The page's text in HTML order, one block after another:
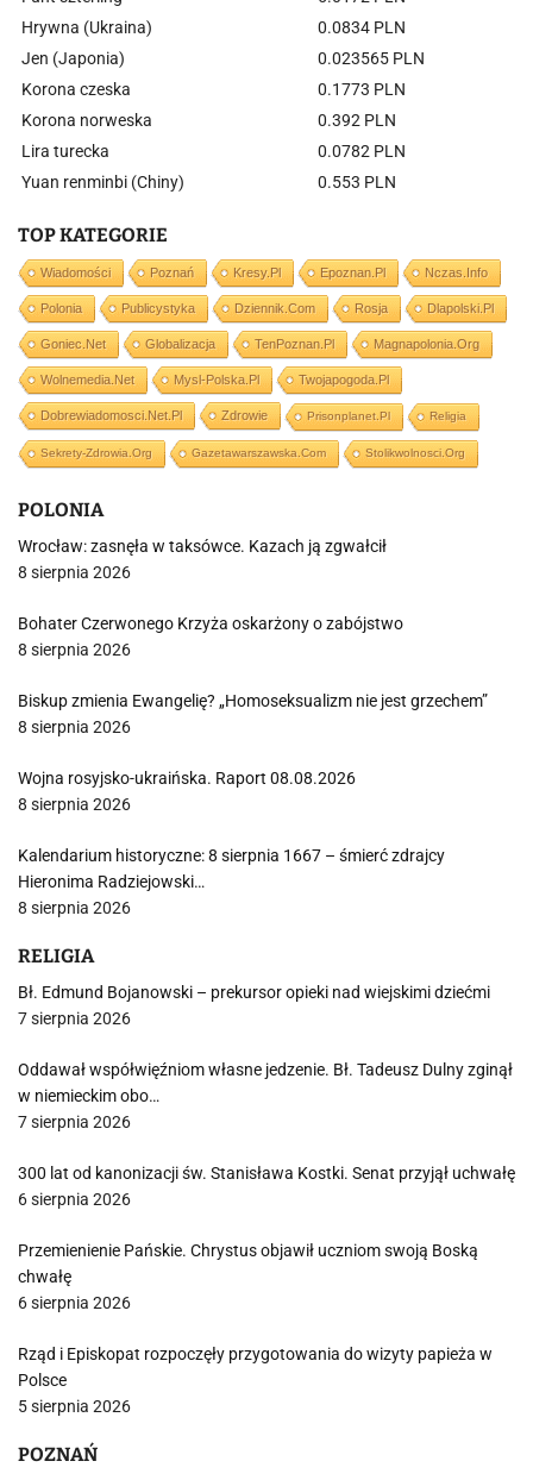
Hrywna (Ukraina)
0.0834 PLN
Jen (Japonia)
0.023565 PLN
Korona czeska
0.1773 PLN
Korona norweska
0.392 PLN
Lira turecka
0.0782 PLN
Yuan renminbi (Chiny)
0.553 PLN
TOP KATEGORIE
Wiadomości Poznań Kresy.pl Epoznan.pl Nczas.info
Polonia Publicystyka Dziennik.com Rosja Dlapolski.pl
Goniec.net Globalizacja TenPoznan.pl Magnapolonia.org
Wolnemedia.net Mysl-Polska.pl Twojapogoda.pl
Dobrewiadomosci.net.pl Zdrowie Prisonplanet.pl Religia
Sekrety-Zdrowia.org Gazetawarszawska.com Stolikwolnosci.org
POLONIA
Wrocław: zasnęła w taksówce. Kazach ją zgwałcił
8 sierpnia 2026
Bohater Czerwonego Krzyża oskarżony o zabójstwo
8 sierpnia 2026
Biskup zmienia Ewangelię? „Homoseksualizm nie jest grzechem”
8 sierpnia 2026
Wojna rosyjsko-ukraińska. Raport 08.08.2026
8 sierpnia 2026
Kalendarium historyczne: 8 sierpnia 1667 – śmierć zdrajcy
Hieronima Radziejowski…
8 sierpnia 2026
RELIGIA
Bł. Edmund Bojanowski – prekursor opieki nad wiejskimi dziećmi
7 sierpnia 2026
Oddawał współwięźniom własne jedzenie. Bł. Tadeusz Dulny zginął
w niemieckim obo…
7 sierpnia 2026
300 lat od kanonizacji św. Stanisława Kostki. Senat przyjął uchwałę
6 sierpnia 2026
Przemienienie Pańskie. Chrystus objawił uczniom swoją Boską
chwałę
6 sierpnia 2026
Rząd i Episkopat rozpoczęły przygotowania do wizyty papieża w
Polsce
5 sierpnia 2026
POZNAŃ